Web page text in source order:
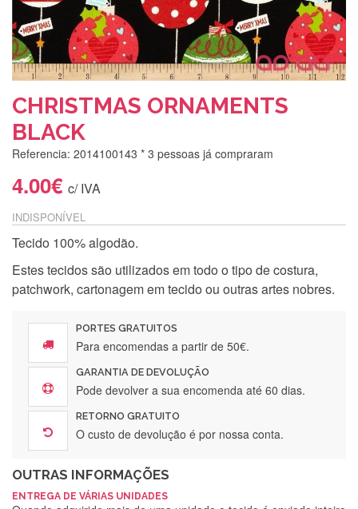
CHRISTMAS ORNAMENTS
BLACK
Referencia: 2014100143 * 3 pessoas já compraram
4.00€ c/ IVA
INDISPONÍVEL
Tecido 100% algodão.
Estes tecidos são utilizados em todo o tipo de costura,
patchwork, cartonagem em tecido ou outras artes nobres.
PORTES GRATUITOS
Para encomendas a partir de 50€.
GARANTIA DE DEVOLUÇÃO
Pode devolver a sua encomenda até 60 dias.
RETORNO GRATUITO
O custo de devolução é por nossa conta.
OUTRAS INFORMAÇÕES
ENTREGA DE VÁRIAS UNIDADES